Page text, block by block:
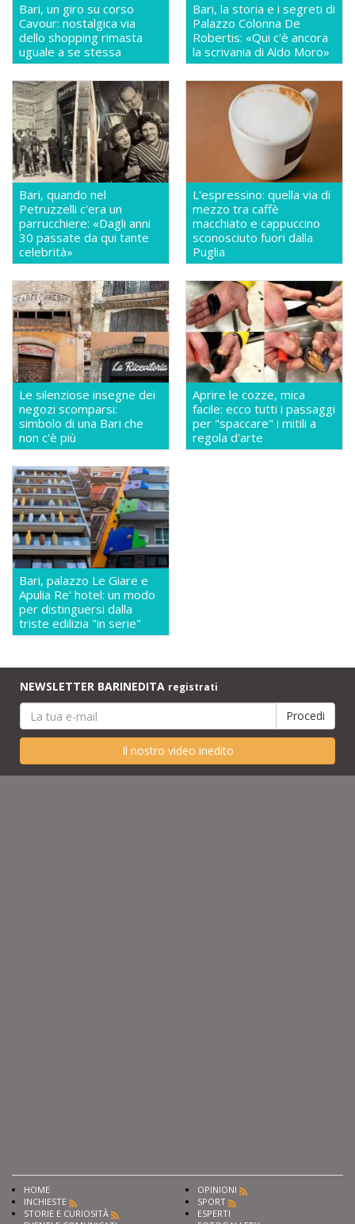
Bari, un giro su corso
Cavour: nostalgica via
dello shopping rimasta
uguale a se stessa
Bari, la storia e i segreti di
Palazzo Colonna De
Robertis: «Qui c'è ancora
la scrivania di Aldo Moro»
Bari, quando nel
Petruzzelli c'era un
parrucchiere: «Dagli anni
30 passate da qui tante
celebrità»
L'espressino: quella via di
mezzo tra caffè
macchiato e cappuccino
sconosciuto fuori dalla
Puglia
Le silenziose insegne dei
negozi scomparsi:
simbolo di una Bari che
non c'è più
Aprire le cozze, mica
facile: ecco tutti i passaggi
per "spaccare" i mitili a
regola d'arte
Bari, palazzo Le Giare e
Apulia Re' hotel: un modo
per distinguersi dalla
triste edilizia "in serie"
NEWSLETTER BARINEDITA registrati
Il nostro video inedito
HOME
INCHIESTE
STORIE E CURIOSITÀ
OPINIONI
SPORT
ESPERTI